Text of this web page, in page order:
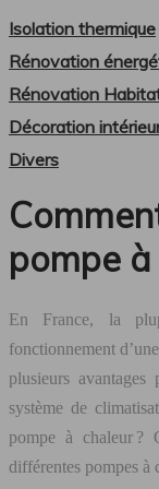
Isolation thermique
Rénovation
Rénovation
Décoration
Divers
pompe
En France, la
fonctionnement
plusieurs
système de
pompe à chaleur ?
différentes pompes à